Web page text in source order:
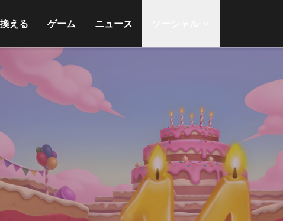
える ゲーム ニュース